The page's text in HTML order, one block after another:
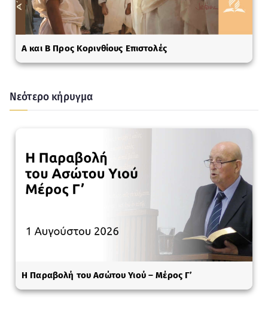
A και Β Προς Κορινθίους Επιστολές
Νεότερο κήρυγμα
Η Παραβολή του Ασώτου Υιού – Μέρος Γ’